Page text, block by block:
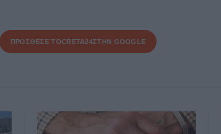
ΠΡΟΣΘΕΣΕ ΤΟCRETA24ΣΤΗΝ GOOGLE